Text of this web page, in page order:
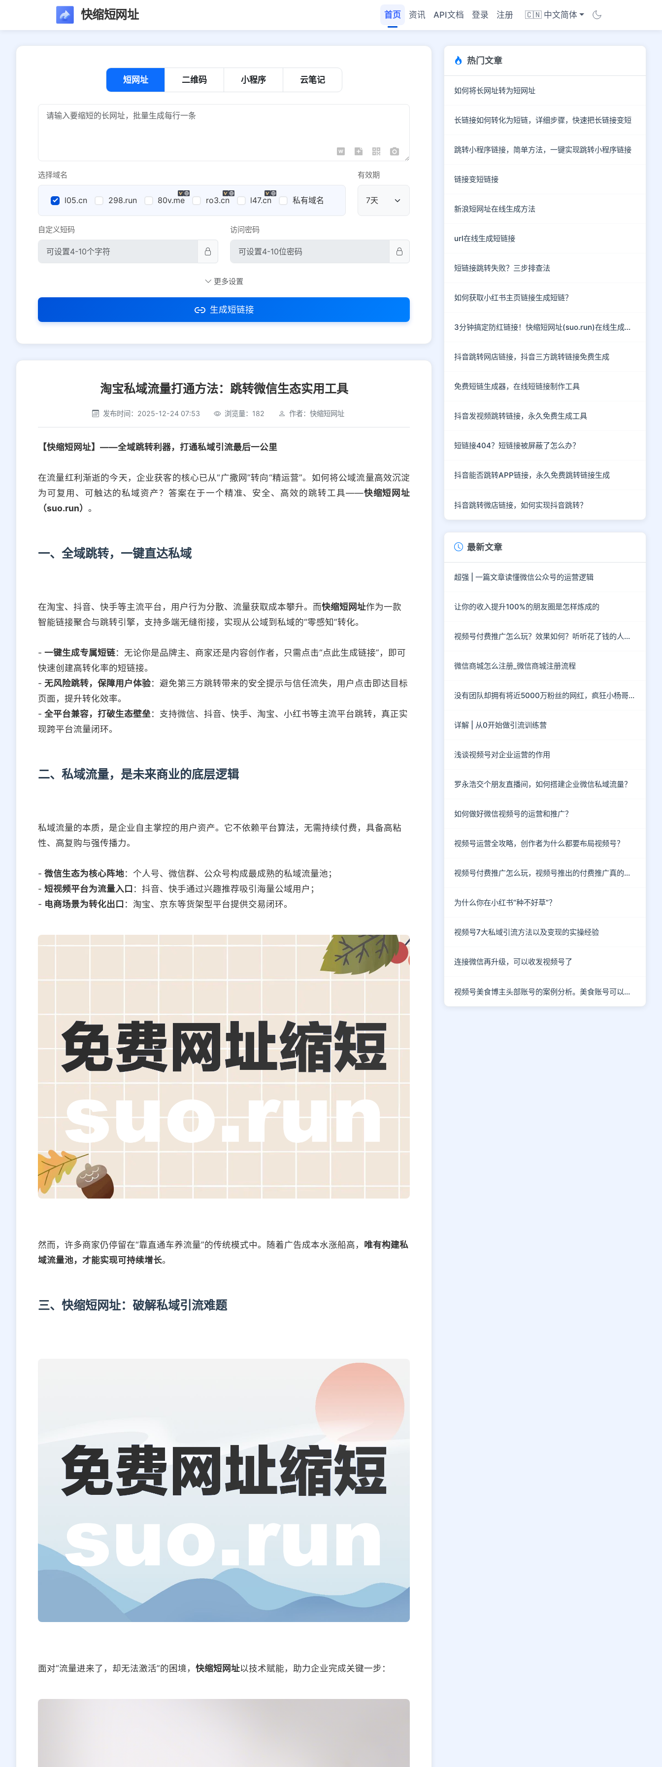
快缩短网址 首页 资讯 API文档 登录 注册 🇨🇳 中文简体
短网址 二维码 小程序 云笔记
选择域名
l05.cn 298.run 80v.me ro3.cn l47.cn 私有域名 公共域名
有效期
自定义短码 访问密码
社交平台 电商平台
选择防红平台类型，避免链接被拦截
平台设置
iOS Android PC 其他
更多设置
生成短链接
淘宝私域流量打通方法：跳转微信生态实用工具
发布时间：2025-12-24 07:53 浏览量：182 作者：快缩短网址
【快缩短网址】——全域跳转利器，打通私域引流最后一公里
在流量红利渐逝的今天，企业获客的核心已从“广撒网”转向“精运营”。如何将公域流量高效沉淀
为可复用、可触达的私域资产？答案在于一个精准、安全、高效的跳转工具——快缩短网址
（suo.run） 。
一、全域跳转，一键直达私域
在淘宝、抖音、快手等主流平台，用户行为分散、流量获取成本攀升。而快缩短网址作为一款
智能链接聚合与跳转引擎，支持多端无缝衔接，实现从公域到私域的“零感知”转化。
- 一键生成专属短链：无论你是品牌主、商家还是内容创作者，只需点击“点此生成链接”，即可
快速创建高转化率的短链接。
- 无风险跳转，保障用户体验：避免第三方跳转带来的安全提示与信任流失，用户点击即达目标
页面，提升转化效率。
- 全平台兼容，打破生态壁垒：支持微信、抖音、快手、淘宝、小红书等主流平台跳转，真正实
现跨平台流量闭环。
二、私域流量，是未来商业的底层逻辑
私域流量的本质，是企业自主掌控的用户资产。它不依赖平台算法，无需持续付费，具备高粘
性、高复购与强传播力。
- 微信生态为核心阵地：个人号、微信群、公众号构成最成熟的私域流量池；
- 短视频平台为流量入口 ：抖音、快手通过兴趣推荐吸引海量公域用户；
- 电商场景为转化出口 ：淘宝、京东等货架型平台提供交易闭环。
然而，许多商家仍停留在“靠直通车养流量”的传统模式中。随着广告成本水涨船高， 唯有构建私
域流量池，才能实现可持续增长。
三、快缩短网址：破解私域引流难题
面对“流量进来了，却无法激活”的困境， 快缩短网址以技术赋能，助力企业完成关键一步：
热门文章
如何将长网址转为短网址
长链接如何转化为短链，详细步骤，快速把长链接变短
跳转小程序链接，简单方法，一键实现跳转小程序链接
链接变短链接
新浪短网址在线生成方法
url在线生成短链接
短链接跳转失败？三步排查法
如何获取小红书主页链接生成短链？
3分钟搞定防红链接！快缩短网址(suo.run)在线生成指南
抖音跳转网店链接，抖音三方跳转链接免费生成
免费短链生成器，在线短链接制作工具
抖音发视频跳转链接，永久免费生成工具
短链接404？短链接被屏蔽了怎么办？
抖音能否跳转APP链接，永久免费跳转链接生成
抖音跳转微店链接，如何实现抖音跳转？
最新文章
超强 | 一篇文章读懂微信公众号的运营逻辑
让你的收入提升100%的朋友圈是怎样炼成的
视频号付费推广怎么玩？效果如何？听听花了钱的人怎么说？
微信商城怎么注册_微信商城注册流程
没有团队却拥有将近5000万粉丝的网红，疯狂小杨哥到底有“多疯狂”？
详解 | 从0开始做引流训练营
浅谈视频号对企业运营的作用
罗永浩交个朋友直播间，如何搭建企业微信私域流量？
如何做好微信视频号的运营和推广？
视频号运营全攻略，创作者为什么都要布局视频号？
视频号付费推广怎么玩，视频号推出的付费推广真的有效吗？
为什么你在小红书“种不好草”？
视频号7大私域引流方法以及变现的实操经验
连接微信再升级，可以收发视频号了
视频号美食博主头部账号的案例分析。美食账号可以做哪些类型的内容？